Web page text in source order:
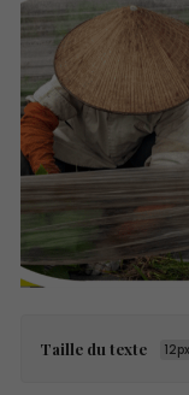
Taille du texte 12px